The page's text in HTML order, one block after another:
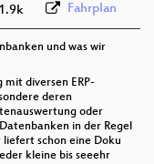
1.9k Fahrplan
und was wir
diversen ERP-
deren
oder
in der Regel
schon eine Doku
kleine bis seeehr